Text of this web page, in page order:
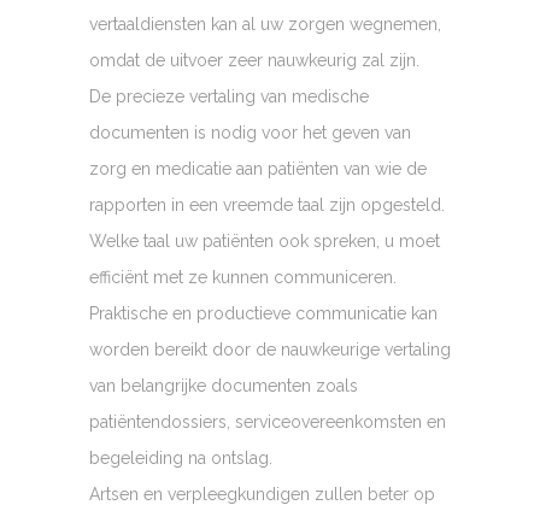
vertaaldiensten kan al uw zorgen wegnemen,
omdat de uitvoer zeer nauwkeurig zal zijn.
De precieze vertaling van medische
documenten is nodig voor het geven van
zorg en medicatie aan patiënten van wie de
rapporten in een vreemde taal zijn opgesteld.
Welke taal uw patiënten ook spreken, u moet
efficiënt met ze kunnen communiceren.
Praktische en productieve communicatie kan
worden bereikt door de nauwkeurige vertaling
van belangrijke documenten zoals
patiëntendossiers, serviceovereenkomsten en
begeleiding na ontslag.
Artsen en verpleegkundigen zullen beter op